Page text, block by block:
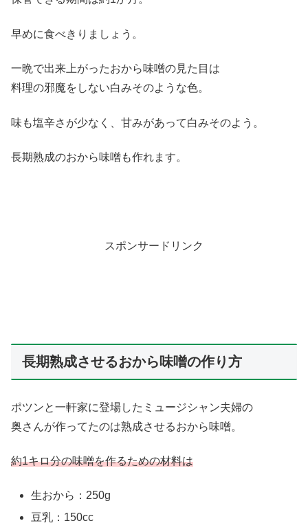
早めに食べきりましょう。
一晩で出来上がったおから味噌の見た目は
料理の邪魔をしない白みそのような色。
味も塩辛さが少なく、甘みがあって白みそのよう。
長期熟成のおから味噌も作れます。
スポンサードリンク
長期熟成させるおから味噌の作り方
ポツンと一軒家に登場したミュージシャン夫婦の
奥さんが作ってたのは熟成させるおから味噌。
約1キロ分の味噌を作るための材料は
生おから：250g
豆乳：150cc